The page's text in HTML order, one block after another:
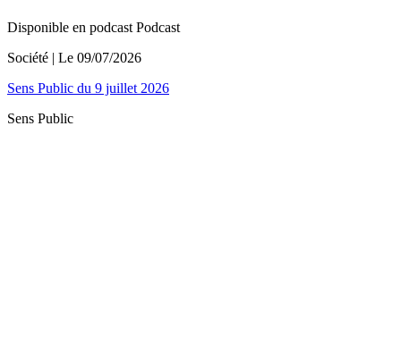
Disponible en podcast Podcast
Société | Le 09/07/2026
Sens Public du 9 juillet 2026
Sens Public